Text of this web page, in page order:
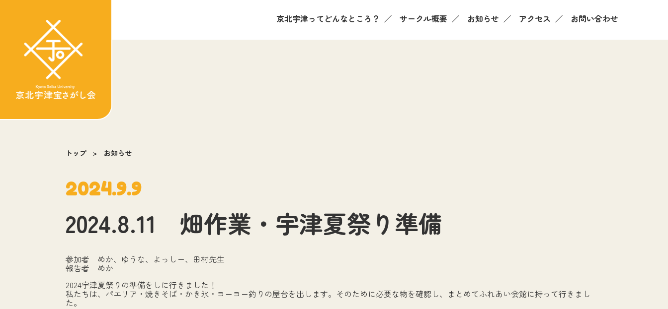
京北宇津ってどんなところ？ サークル概要 お知らせ アクセス お問い合わせ
トップ お知らせ
2024.9.9
2024.8.11 畑作業・宇津夏祭り準備
参加者 めか、ゆうな、よっしー、田村先生
報告者 めか
2024宇津夏祭りの準備をしに行きました！
私たちは、パエリア・焼きそば・かき氷・ヨーヨー釣りの屋台を出します。そのために必要な物を確認し、まとめてふれあい会館に持って行きまし
た。